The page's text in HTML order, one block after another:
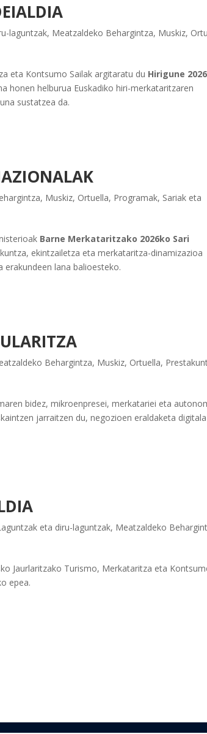
laguntzak, Meatzaldeko Behargintza, Muskiz,
eta Kontsumo Sailak argitaratu du Hirigune 2026
honen helburua Euskadiko hiri-merkataritzaren
sustatzea da.
, Muskiz, Ortuella, Programak, Sariak eta
Barne Merkataritzako 2026ko Sari
ekintzailetza eta merkataritza-dinamizazioa
lana balioesteko.
Behargintza, Muskiz, Ortuella,
bidez, mikroenpresei, merkatariei eta
jarraitzen du, negozioen eraldaketa digitala
eta diru-laguntzak, Meatzaldeko
Jaurlaritzako Turismo, Merkataritza eta
epea.